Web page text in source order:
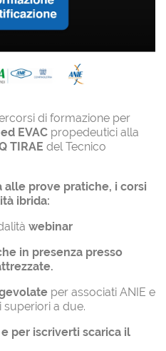
di formazione per
EVAC propedeutici alla
TIRAE del Tecnico
alle prove pratiche, i corsi
ibrida:
webinar
in presenza presso
per associati ANIE e
a due.
per iscriverti scarica il